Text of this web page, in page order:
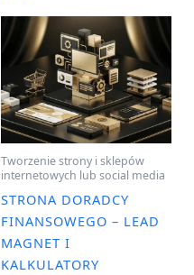
Tworzenie strony i sklepów
internetowych lub social media
STRONA DORADCY
FINANSOWEGO – LEAD
MAGNET I
KALKULATORY